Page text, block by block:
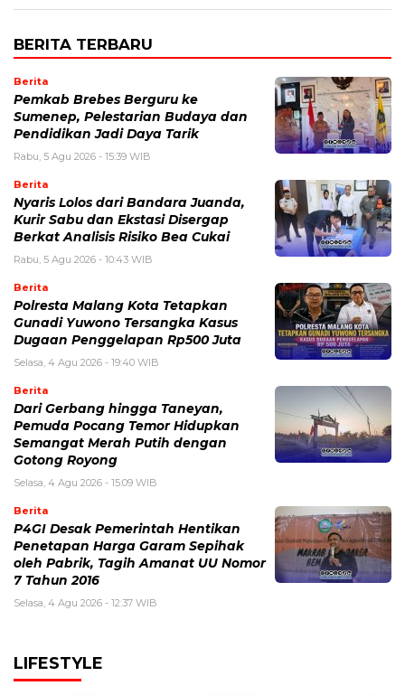
BERITA TERBARU
Berita
Pemkab Brebes Berguru ke
Sumenep, Pelestarian Budaya dan
Pendidikan Jadi Daya Tarik
Rabu, 5 Agu 2026 - 15:39 WIB
Berita
Nyaris Lolos dari Bandara Juanda,
Kurir Sabu dan Ekstasi Disergap
Berkat Analisis Risiko Bea Cukai
Rabu, 5 Agu 2026 - 10:43 WIB
Berita
Polresta Malang Kota Tetapkan
Gunadi Yuwono Tersangka Kasus
Dugaan Penggelapan Rp500 Juta
Selasa, 4 Agu 2026 - 19:40 WIB
Berita
Dari Gerbang hingga Taneyan,
Pemuda Pocang Temor Hidupkan
Semangat Merah Putih dengan
Gotong Royong
Selasa, 4 Agu 2026 - 15:09 WIB
Berita
P4GI Desak Pemerintah Hentikan
Penetapan Harga Garam Sepihak
oleh Pabrik, Tagih Amanat UU Nomor
7 Tahun 2016
Selasa, 4 Agu 2026 - 12:37 WIB
LIFESTYLE